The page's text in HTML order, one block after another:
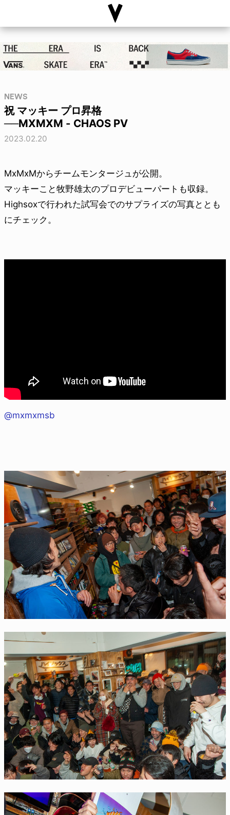
NEWS
祝 マッキー プロ昇格
──MXMXM - CHAOS PV
2023.02.20
MxMxMからチームモンタージュが公開。
マッキーこと牧野雄太のプロデビューパートも収録。
Highsoxで行われた試写会でのサプライズの写真ととも
にチェック。
@mxmxmsb